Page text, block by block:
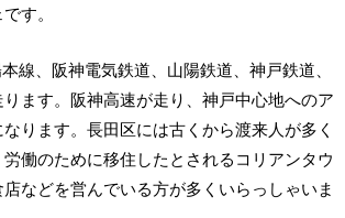
す。
線、阪神電気鉄道、山陽鉄道、神戸鉄道、
ます。阪神高速が走り、神戸中心地へのア
ります。長田区には古くから渡来人が多く
働のために移住したとされるコリアンタウ
などを営んでいる方が多くいらっしゃいま